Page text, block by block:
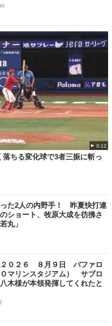
0:12
ちる変化球で3者三振に斬っ
た2人の内野手！ 昨夏快打連
ショート、牧原大成を彷彿さ
丸」
２０２６ ８月９日 バファロ
マリンスタジアム） サブロ
木様が本領発揮してくれたと